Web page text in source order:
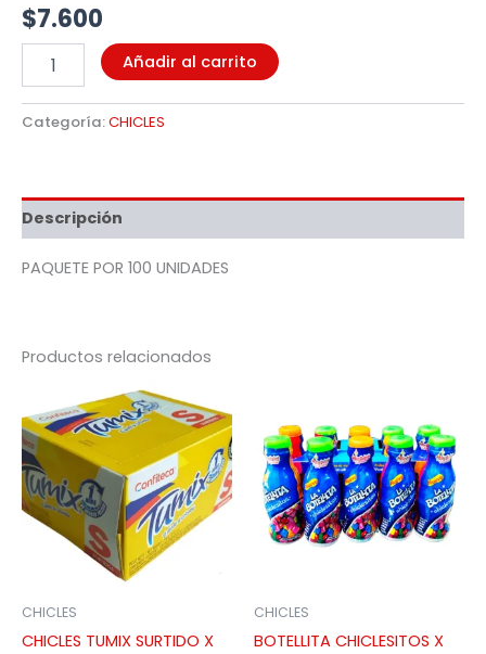
$7.600
Añadir al carrito
Categoría:CHICLES
Descripción
PAQUETE POR 100 UNIDADES
Productos relacionados
CHICLES
CHICLES TUMIX SURTIDO X
CHICLES
BOTELLITA CHICLESITOS X